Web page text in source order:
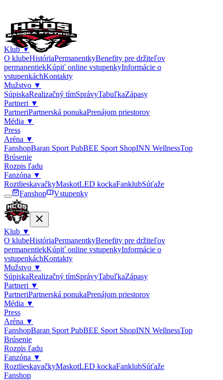
Klub▼
O klubeHistóriaPermanentkyBenefity pre držiteľov
permanentiekKúpiť online vstupenkyInformácie o
vstupenkáchKontakty
Mužstvo ▼
SúpiskaRealizačný tímSprávyTabuľkaZápasy
Partneri ▼
PartneriPartnerská ponukaPrenájom priestorov
Média ▼
Press
Aréna ▼
FanshopBaran Sport PubBEE Sport ShopINN WellnessTop
Brúsenie
Rozpis ľadu
Fanzóna ▼
RoztlieskavačkyMaskotLED kockaFanklubSúťaže
Fanshop
Vstupenky
Klub ▼
O klubeHistóriaPermanentkyBenefity pre držiteľov
permanentiekKúpiť online vstupenkyInformácie o
vstupenkáchKontakty
Mužstvo ▼
SúpiskaRealizačný tímSprávyTabuľkaZápasy
Partneri ▼
PartneriPartnerská ponukaPrenájom priestorov
Média ▼
Press
Aréna ▼
FanshopBaran Sport PubBEE Sport ShopINN WellnessTop
Brúsenie
Rozpis ľadu
Fanzóna ▼
RoztlieskavačkyMaskotLED kockaFanklubSúťaže
Fanshop